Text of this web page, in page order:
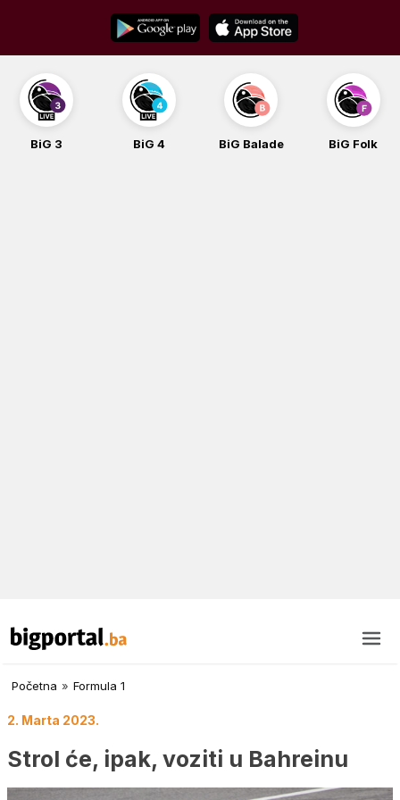
content
BiG 4 BiG Balade BiG Folk BiG iG
Početna » Formula 1
2. Marta 2023.
Strol će, ipak, voziti u Bahreinu